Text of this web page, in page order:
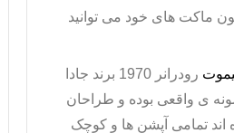
ماکت های خود می توانید
رودرانر 1970 برند جادا
نمونه ی واقعی بوده و طراحان
تمامی آپشن ها و کوچک